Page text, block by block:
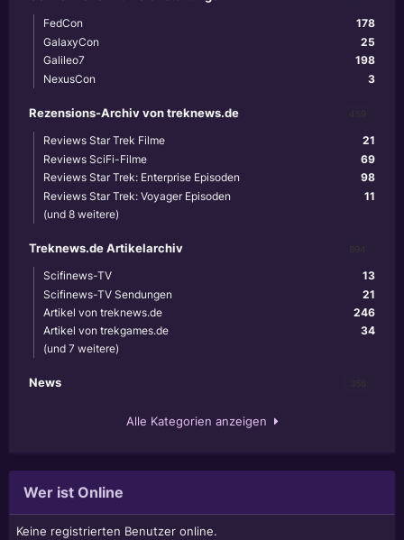
178
FedCon
25
GalaxyCon
198
Galileo7
3
NexusCon
Rezensions-Archiv von treknews.de
21
Reviews Star Trek Filme
69
Reviews SciFi-Filme
98
Reviews Star Trek: Enterprise Episoden
11
Reviews Star Trek: Voyager Episoden
(und 8 weitere)
Treknews.de Artikelarchiv
13
Scifinews-TV
21
Scifinews-TV Sendungen
246
Artikel von treknews.de
34
Artikel von trekgames.de
(und 7 weitere)
News
Alle Kategorien anzeigen
Wer ist Online
Keine registrierten Benutzer online.